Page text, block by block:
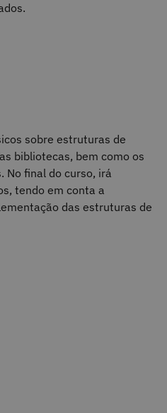
sobre estruturas de
bibliotecas, bem como os
No final do curso, irá
tendo em conta a
das estruturas de